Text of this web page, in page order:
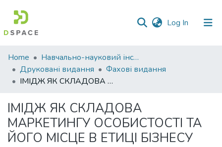
Log In (current)
Communities
&
Collections
Statistics
Home
Навчально-науковий інститут економіки, управління, права та інформаційних технологій
Друковані видання
Фахові видання
ІМІДЖ ЯК СКЛАДОВА МАРКЕТИНГУ ОСОБИСТОСТІ ТА ЙОГО МІСЦЕ В ЕТИЦІ БІЗНЕСУ
ІМІДЖ ЯК СКЛАДОВА
МАРКЕТИНГУ ОСОБИСТОСТІ ТА
ЙОГО МІСЦЕ В ЕТИЦІ БІЗНЕСУ